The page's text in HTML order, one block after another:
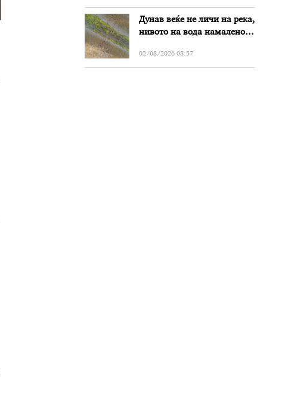
Дунав веќе не личи на река,
нивото на вода намалено
Бугарија
02/08/2026 08:57